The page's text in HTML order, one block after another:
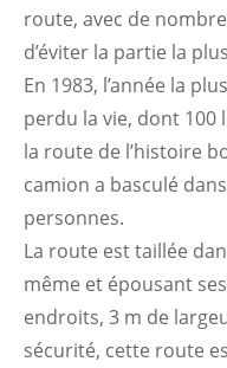
route, avec de
d’éviter la partie la
En 1983, l’année la
perdu la vie, dont
la route de l’histoire
camion a basculé
personnes.
La route est taillée
même et épousant
endroits, 3 m de
sécurité, cette route